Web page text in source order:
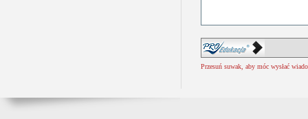
Przesuń suwak, aby móc wysłać